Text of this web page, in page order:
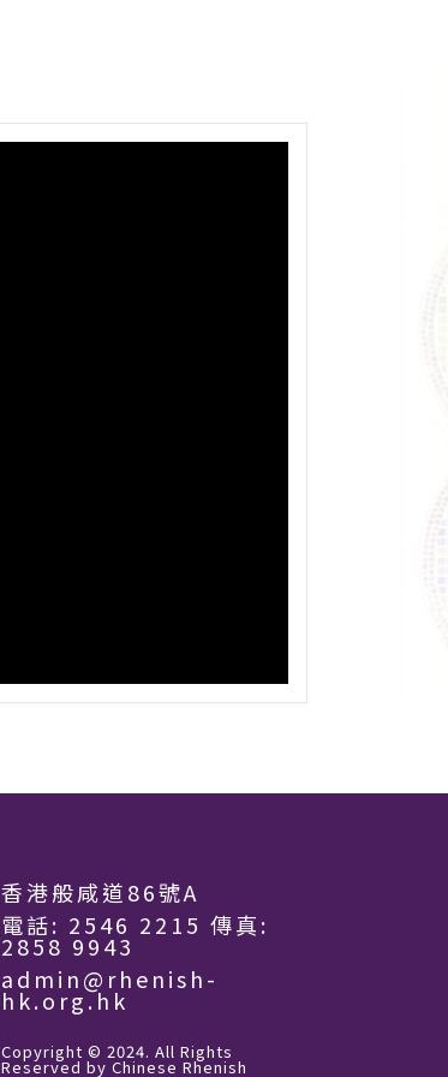
香港般咸道86號A
電話: 2546 2215 傳真:
2858 9943
admin@rhenish-
hk.org.hk
Copyright © 2024. All Rights
Reserved by Chinese Rhenish